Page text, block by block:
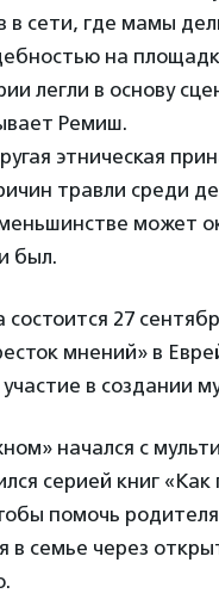
сети, где мамы
на
легли в основу
Ремиш.
этническая
травли среди
может
был.
27
мнений» в
в создании
начался с
серией книг
помочь
в семье через